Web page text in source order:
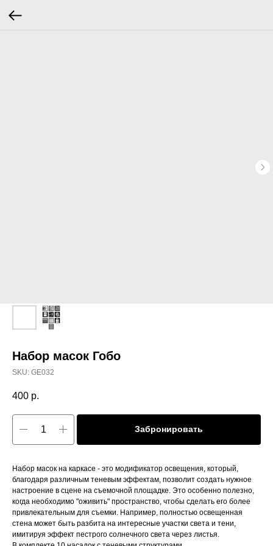
Набор масок Гобо
SKU: GE032
400 р.
Забронировать
Набор масок на каркасе - это модификатор освещения, который,
благодаря различным теневым эффектам, позволит создать нужное
настроение в сцене на съемочной площадке. Это особенно полезно,
когда необходимо "оживить" пространство, чтобы сделать его более
привлекательным для съемки. Например, полностью освещенная
стена может быть разбита на интересные участки света и тени,
имитируя эффект пестрого солнечного света через листья.